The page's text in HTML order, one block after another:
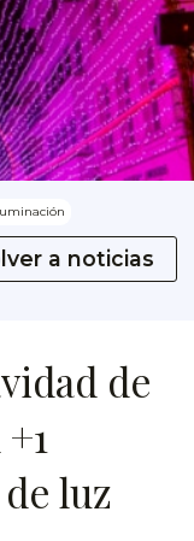
a noticias
de
luz